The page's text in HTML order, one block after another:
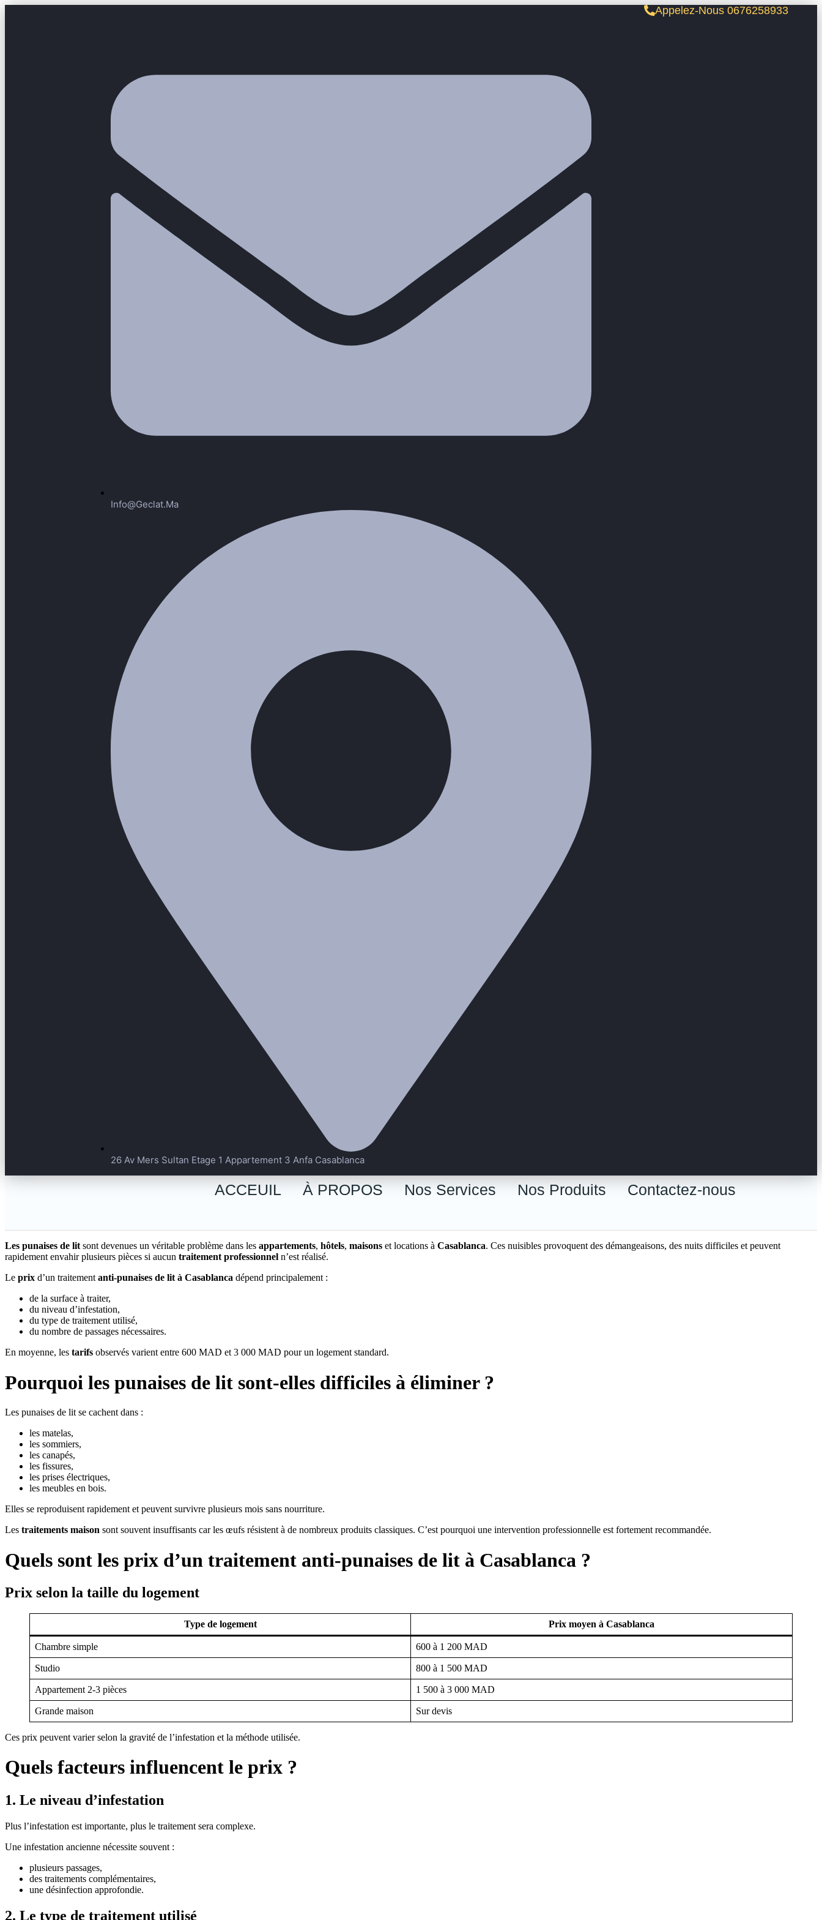
Info@geclat.ma
26 Av Mers Sultan Etage 1 Appartement 3 Anfa Casablanca
Appelez-Nous 0676258933
ACCEUIL À PROPOS Nos Services Nos Produits Contactez-nous
Les punaises de lit sont devenues un véritable problème dans les appartements, hôtels, maisons et locations à Casablanca. Ces nuisibles provoquent des démangeaisons, des nuits difficiles et peuvent
rapidement envahir plusieurs pièces si aucun traitement professionnel n’est réalisé.
Le prix d’un traitement anti-punaises de lit à Casablanca dépend principalement :
de la surface à traiter,
du niveau d’infestation,
du type de traitement utilisé,
du nombre de passages nécessaires.
En moyenne, les tarifs observés varient entre 600 MAD et 3 000 MAD pour un logement standard.
Pourquoi les punaises de lit sont-elles difficiles à éliminer ?
Les punaises de lit se cachent dans :
les matelas,
les sommiers,
les canapés,
les fissures,
les prises électriques,
les meubles en bois.
Elles se reproduisent rapidement et peuvent survivre plusieurs mois sans nourriture.
Les traitements maison sont souvent insuffisants car les œufs résistent à de nombreux produits classiques. C’est pourquoi une intervention professionnelle est fortement recommandée.
Quels sont les prix d’un traitement anti-punaises de lit à Casablanca ?
Prix selon la taille du logement
Type de logement Prix moyen à Casablanca
Chambre simple 600 à 1 200 MAD
Studio 800 à 1 500 MAD
Appartement 2-3 pièces 1 500 à 3 000 MAD
Grande maison Sur devis
Ces prix peuvent varier selon la gravité de l’infestation et la méthode utilisée.
Quels facteurs influencent le prix ?
1. Le niveau d’infestation
Plus l’infestation est importante, plus le traitement sera complexe.
Une infestation ancienne nécessite souvent :
plusieurs passages,
des traitements complémentaires,
une désinfection approfondie.
2. Le type de traitement utilisé